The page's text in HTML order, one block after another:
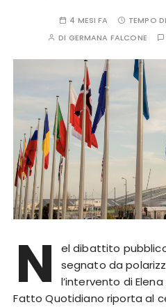
4 MESI FA TEMPO
DI GERMANA FALCONE
N
el dibattito
segnato da
l’intervento di
Fatto Quotidiano riporta al